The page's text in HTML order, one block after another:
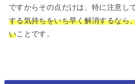
ですからその点だけは、特に注意し
する気持ちをいち早く解消するなら
いことです。